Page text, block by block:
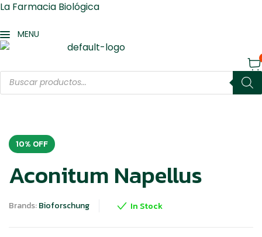
La Farmacia Biológica
MENU
Products
search
10% OFF
Aconitum Napellus
Brands:Bioforschung Availability:
In Stock